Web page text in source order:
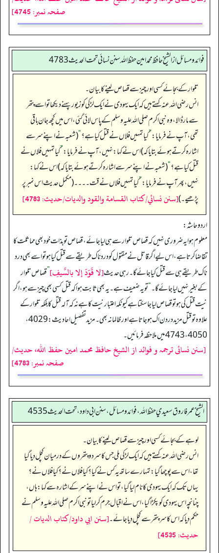
صفحہ نمبر: 4745]
فوائد ومسائل از الشيخ حافظ محمد امين حفظ الله سنن نسائي تحت الحديث4783
تلوار کے بجائے کسی اور چیز سے قصاص لینے کا بیان۔
انس رضی اللہ عنہ کہتے ہیں کہ ایک یہودی نے ایک لڑکی کو زیور پہنے دیکھا تو اسے پتھر
سے مار ڈالا، وہ نبی اکرم صلی اللہ علیہ وسلم کے پاس لائی گئی، اس میں کچھ جان باقی
تھی، آپ نے فرمایا:”کیا تمہیں فلاں نے قتل کیا ہے؟“(شعبہ نے اپنے سر سے
اشارہ کرتے ہوئے بتایا کہ) اس نے کہا: نہیں، آپ نے فرمایا:”کیا تمہیں فلاں نے
قتل کیا ہے؟“(شعبہ نے اپنے سر سے اشارہ کرتے ہوئے بتایا کہ) اس نے کہا:
نہیں، پھر آپ نے فرمایا:”کیا تمہیں فلاں نے قت۔۔۔۔ (مکمل حدیث اس نمبر پر
پڑھیے۔)[سنن نسائي/كتاب القسامة والقود والديات/حدیث: 4783]
اردو حاشہ:
معلوم ہوا یہ ضروری نہیں کہ قصاص تلوار سے ہی لیا جائے، قصاص تو بذات خود بھی مماثلت کا
تقاضا کرتا ہے، اس لیے اگر قاتل نے مقتول کو درد ناک طریقے سے قتل کیا ہو تو اسے بھی درد
ناک طریقے ہی سے قتل کیا جائے گا۔ رہی حدیث[لا قَوَدَ إلا بالسَّيفِ]”قصاص تلوار
کے بغیر نہیں لیا جائے گا۔“تو یہ ضعیف ہے۔ یہ بھی ثابت ہوا کہ قتل کسی بھی چیز سے ہو، اگر
نیت قتل کی ہو تو قصاص لیا جا سکتا ہے کیونکہ اعتبار نیت کا ہے نہ کہ آلہ قتل کا بلکہ تلوار کے
علاوہ تو قتل مزید دردن اک ہو جاتا ہے اور ظالمانہ بھی۔ مزید تفصیل احادیث: 4029،
4050، 4743 میں ملاحظہ فرمائیں۔
[سنن نسائی ترجمہ و فوائد از الشیخ حافظ محمد امین حفظ اللہ، حدیث/
صفحہ نمبر: 4783]
الشيخ عمر فاروق سعيدي حفظ الله، فوائد و مسائل، سنن ابي داود ، تحت الحديث 4535
لوہے کے بجائے کسی اور چیز سے قصاص لینے کا بیان۔
انس رضی اللہ عنہ کہتے ہیں کہ ایک لڑکی ملی جس کا سر دو پتھروں کے درمیان کچل دیا گیا
تھا، اس سے پوچھا گیا: تمہارے ساتھ یہ کس نے کیا؟ کیا فلاں نے؟ کیا فلاں نے؟
یہاں تک کہ ایک یہودی کا نام لیا گیا، تو اس نے اپنے سر کے اشارہ سے کہا: ہاں،
چنانچہ اس یہودی کو پکڑا گیا، اس نے اقبال جرم کر لیا تو نبی اکرم صلی اللہ علیہ وسلم نے
حکم دیا کہ اس کا سر پتھر سے کچل دیا جائے۔[سنن ابي داود/كتاب الديات /
حدیث: 4535]